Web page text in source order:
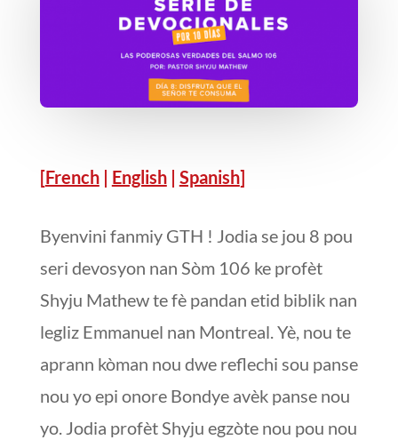
[French| English| Spanish]
Byenvini fanmiy GTH ! Jodia se jou 8 pou
seri devosyon nan Sòm 106 ke profèt
Shyju Mathew te fè pandan etid biblik nan
legliz Emmanuel nan Montreal. Yè, nou te
aprann kòman nou dwe reflechi sou panse
nou yo epi onore Bondye avèk panse nou
yo. Jodia profèt Shyju egzòte nou pou nou